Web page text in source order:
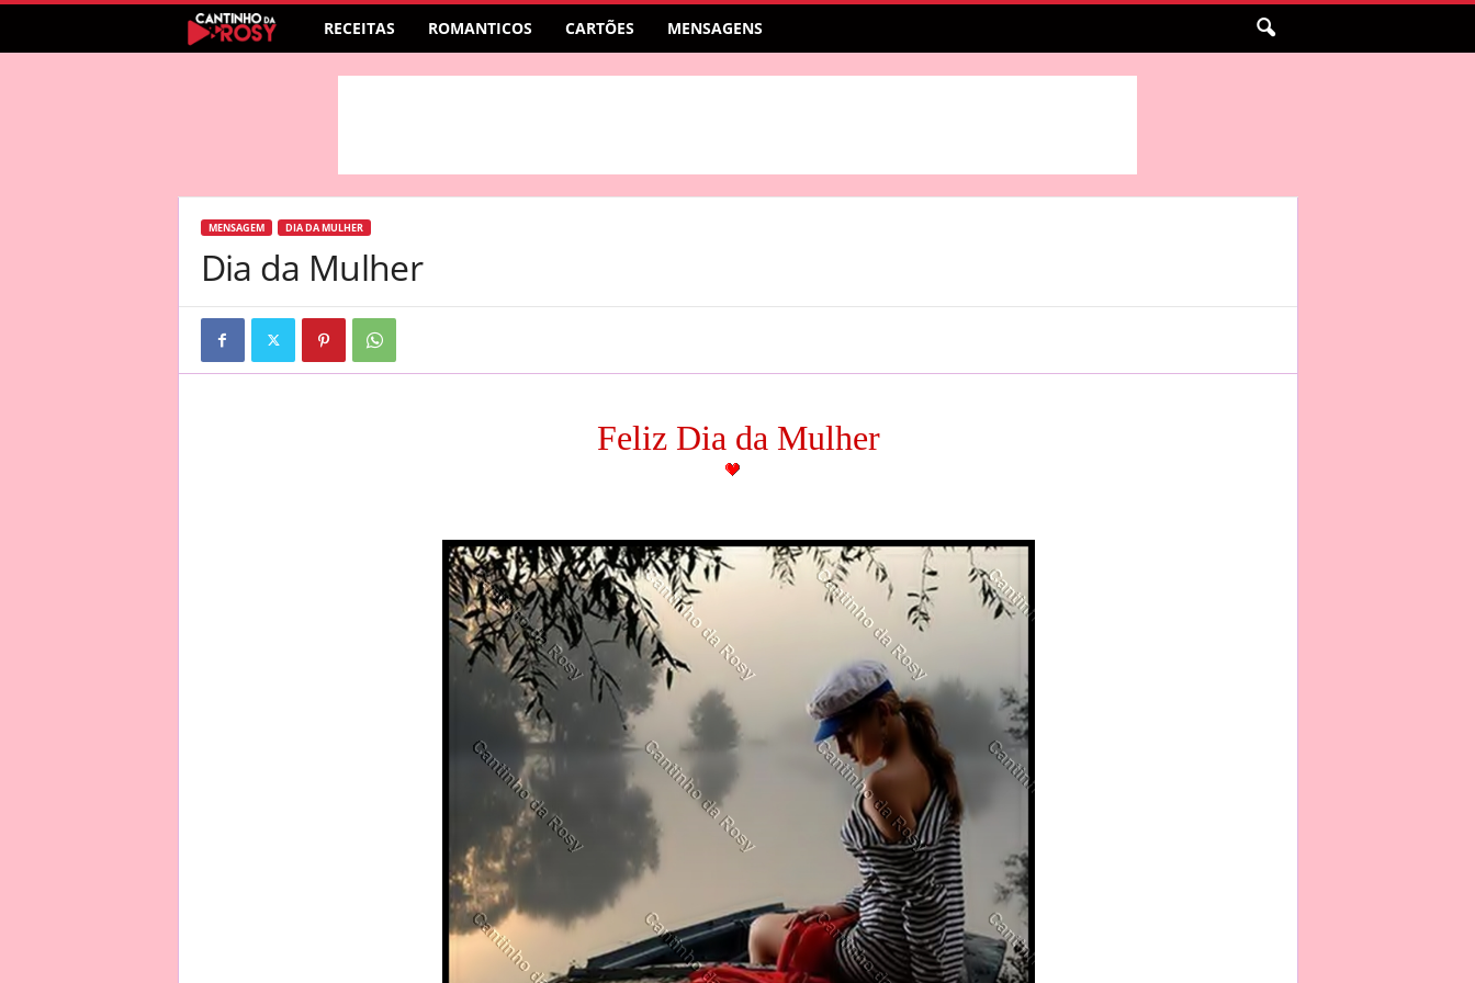
RECEITAS ROMANTICOS CARTÕES MENSAGENS
MENSAGEM DIA DA MULHER
Dia da Mulher
Feliz Dia da Mulher